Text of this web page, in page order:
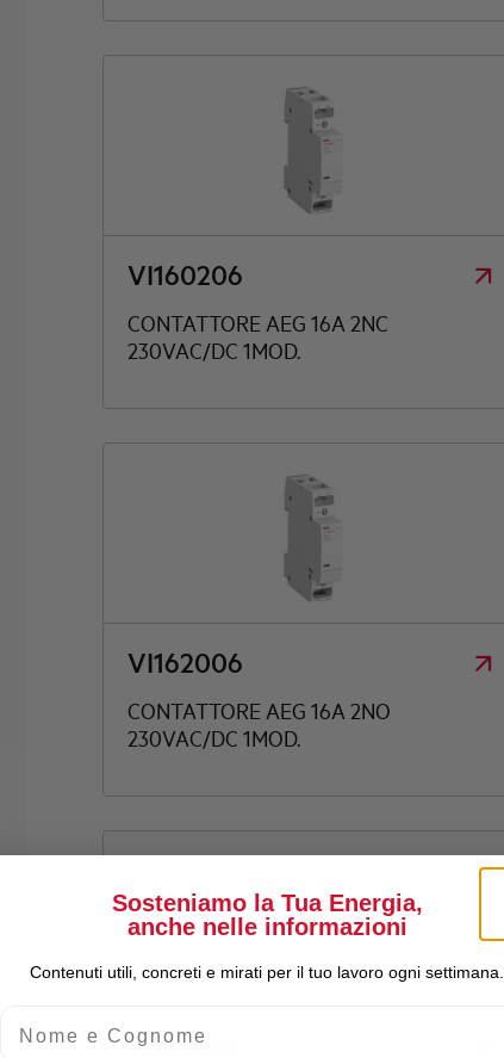
VI160206
CONTATTORE AEG 16A 2NC
230VAC/DC 1MOD.
VI162006
CONTATTORE AEG 16A 2NO
230VAC/DC 1MOD.
VI201106
Sosteniamo la Tua Energia,
anche nelle informazioni
Contenuti utili, concreti e mirati per il tuo lavoro ogni settimana.